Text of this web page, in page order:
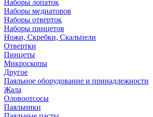
Наборы лопаток
Наборы медиаторов
Наборы отверток
Наборы пинцетов
Ножи, Скребки, Скальпели
Отвертки
Пинцеты
Микроскопы
Другое
Паяльное оборудование и принадлежности
Жала
Оловоотсосы
Паяльники